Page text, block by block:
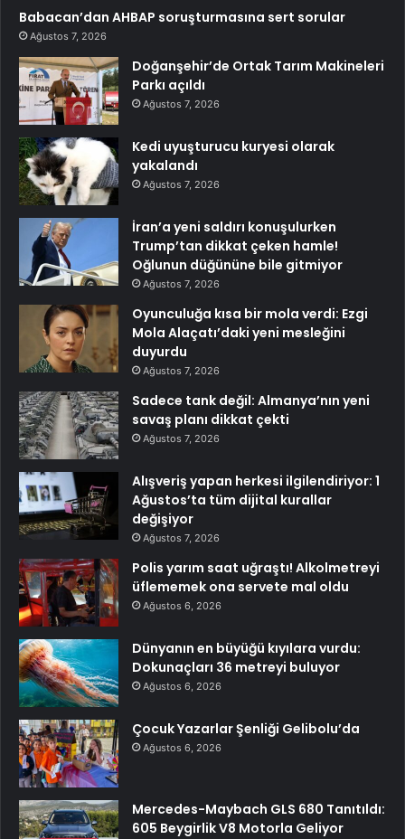
Babacan’dan AHBAP soruşturmasına sert sorular
Ağustos 7, 2026
Doğanşehir’de Ortak Tarım Makineleri
Parkı açıldı
Ağustos 7, 2026
Kedi uyuşturucu kuryesi olarak
yakalandı
Ağustos 7, 2026
İran’a yeni saldırı konuşulurken
Trump’tan dikkat çeken hamle!
Oğlunun düğününe bile gitmiyor
Ağustos 7, 2026
Oyunculuğa kısa bir mola verdi: Ezgi
Mola Alaçatı’daki yeni mesleğini
duyurdu
Ağustos 7, 2026
Sadece tank değil: Almanya’nın yeni
savaş planı dikkat çekti
Ağustos 7, 2026
Alışveriş yapan herkesi ilgilendiriyor: 1
Ağustos’ta tüm dijital kurallar
değişiyor
Ağustos 7, 2026
Polis yarım saat uğraştı! Alkolmetreyi
üflememek ona servete mal oldu
Ağustos 6, 2026
Dünyanın en büyüğü kıyılara vurdu:
Dokunaçları 36 metreyi buluyor
Ağustos 6, 2026
Çocuk Yazarlar Şenliği Gelibolu’da
Ağustos 6, 2026
Mercedes-Maybach GLS 680 Tanıtıldı:
605 Beygirlik V8 Motorla Geliyor